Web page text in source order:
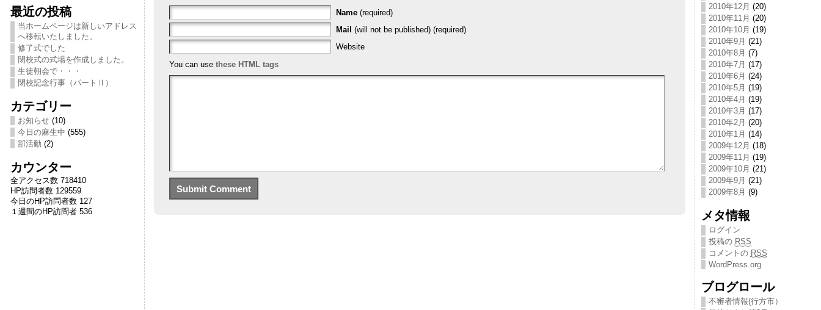
最近の投稿
当ホームページは新しいアドレス
へ移転いたしました。
修了式でした
閉校式の式場を作成しました。
生徒朝会で・・・
閉校記念行事（パートⅡ）
カテゴリー
お知らせ(10)
今日の麻生中 (555)
部活動 (2)
カウンター
全アクセス数 718410
HP訪問者数 129559
今日のHP訪問者数 127
１週間のHP訪問者 536
Name (required)
Mail (will not be published) (required)
Website
You can use these HTML tags
2010年12月 (20)
2010年11月 (20)
2010年10月 (19)
2010年9月 (21)
2010年8月 (7)
2010年7月 (17)
2010年6月 (24)
2010年5月 (19)
2010年4月 (19)
2010年3月 (17)
2010年2月 (20)
2010年1月 (14)
2009年12月 (18)
2009年11月 (19)
2009年10月 (21)
2009年9月 (21)
2009年8月 (9)
メタ情報
ログイン
投稿の RSS
コメントの RSS
WordPress.org
ブログロール
不審者情報(行方市）